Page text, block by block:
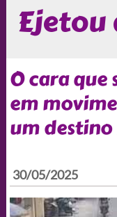
O cara
em
um
30/05/2025